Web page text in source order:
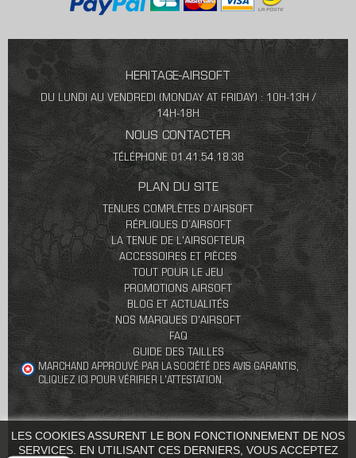
HERITAGE-AIRSOFT
DU LUNDI AU VENDREDI (MONDAY AT FRIDAY) : 10H-13H /
14H-18H
NOUS CONTACTER
TÉLÉPHONE 01.41.54.18.38
PLAN DU SITE
TENUES COMPLÈTES D’AIRSOFT
RÉPLIQUES D’AIRSOFT
LA TENUE DE L'AIRSOFTEUR
ACCESSOIRES ET PIÈCES
TOUT POUR LE JEU
PROMOTIONS AIRSOFT
BLOG ET ACTUALITÉS
NOS MARQUES D'AIRSOFT
FAQ
GUIDE DES TAILLES
LES COOKIES ASSURENT LE BON FONCTIONNEMENT DE NOS
SERVICES. EN UTILISANT CES DERNIERS, VOUS ACCEPTEZ
MARCHAND APPROUVÉ PAR LA SOCIÉTÉ DES AVIS GARANTIS,
CLIQUEZ ICI POUR VÉRIFIER L'ATTESTATION .